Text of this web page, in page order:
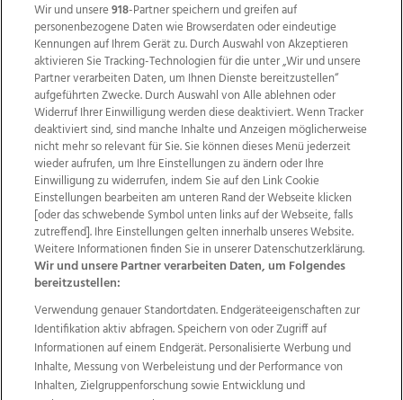
Wir über uns Mediadaten Kontakt
Jobs
Datenschutz
Impressum
AGB Anzeigekunden
AGB Website
Ehrenkodex Politische Werbung
Weitere Angebote des Medienhauses Wimmer
TV1 di-mog-i.at OÖNow
Ischler Woche
Life Radio
OÖNachrichten
OÖN Immobilien
OÖN Karriere
OÖN Reise
Promenaden Galerien
Regionaljobs
wasistlos.at wirtrauern.at
Wir und unsere918-Partner speichern und greifen auf
personenbezogene Daten wie Browserdaten oder eindeutige
Kennungen auf Ihrem Gerät zu. Durch Auswahl von Akzeptieren
aktivieren Sie Tracking-Technologien für die unter „Wir und unsere
Partner verarbeiten Daten, um Ihnen Dienste bereitzustellen“
aufgeführten Zwecke. Durch Auswahl von Alle ablehnen oder
Widerruf Ihrer Einwilligung werden diese deaktiviert. Wenn Tracker
deaktiviert sind, sind manche Inhalte und Anzeigen möglicherweise
nicht mehr so relevant für Sie. Sie können dieses Menü jederzeit
wieder aufrufen, um Ihre Einstellungen zu ändern oder Ihre
Einwilligung zu widerrufen, indem Sie auf den Link Cookie
Einstellungen bearbeiten am unteren Rand der Webseite klicken
[oder das schwebende Symbol unten links auf der Webseite, falls
zutreffend]. Ihre Einstellungen gelten innerhalb unseres Website.
Weitere Informationen finden Sie in unserer Datenschutzerklärung.
Wir und unsere Partner verarbeiten Daten, um Folgendes
bereitzustellen:
Verwendung genauer Standortdaten. Endgeräteeigenschaften zur
Identifikation aktiv abfragen. Speichern von oder Zugriff auf
Informationen auf einem Endgerät. Personalisierte Werbung und
Inhalte, Messung von Werbeleistung und der Performance von
Inhalten, Zielgruppenforschung sowie Entwicklung und